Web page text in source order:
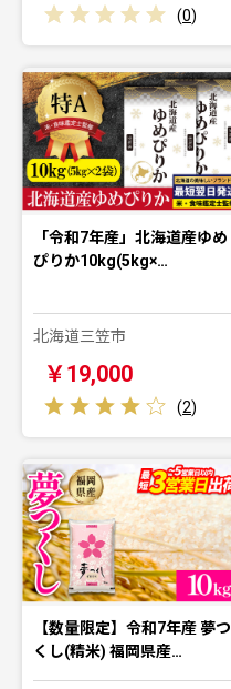
(0)
「令和7年産」北海道産ゆめ
ぴりか10kg(5kg×…
北海道三笠市
￥19,000
(2)
【数量限定】令和7年産 夢つ
くし(精米) 福岡県産…